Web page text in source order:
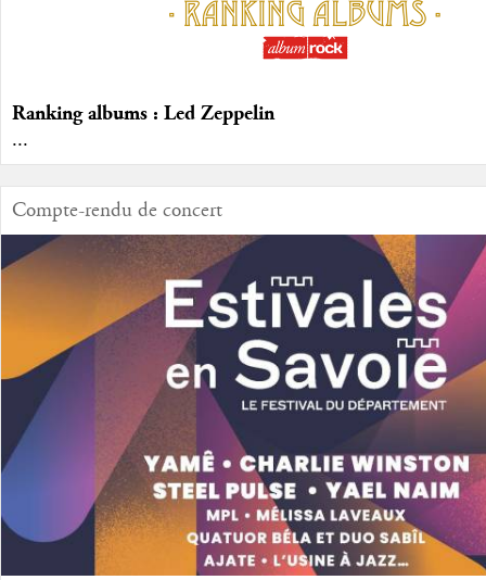
Ranking albums : Led Zeppelin
...
Compte-rendu de concert